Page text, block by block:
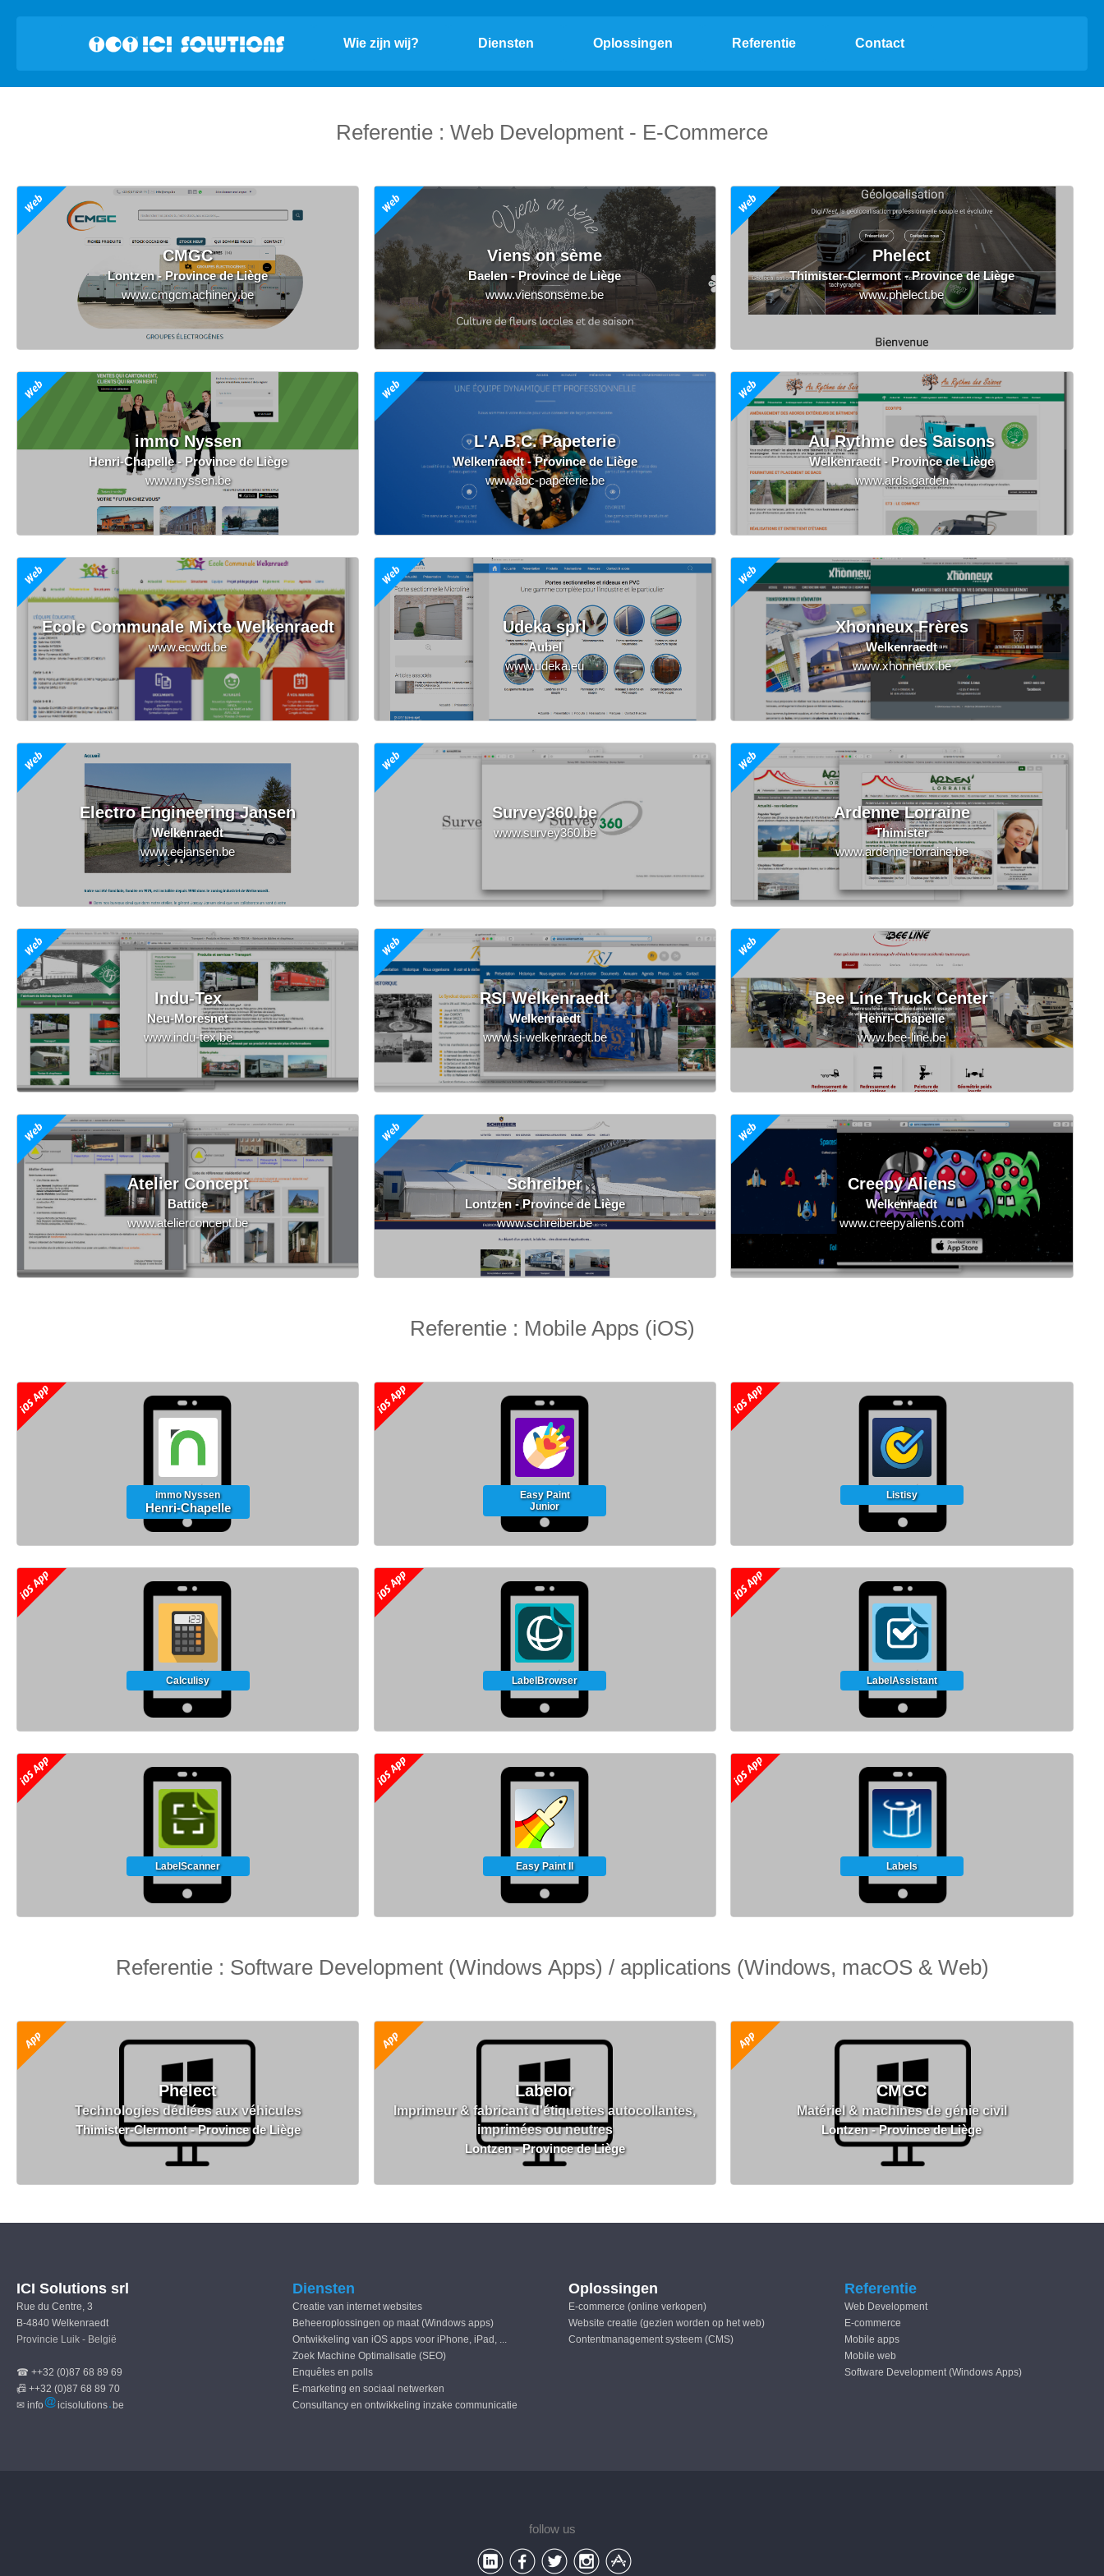
Wie zijn wij? Diensten Oplossingen Referentie Contact
Referentie : Web Development - E-Commerce
CMGC
Lontzen - Province de Liège
www.cmgcmachinery.be
Viens on sème
Baelen - Province de Liège
www.viensonseme.be
Phelect
Thimister-Clermont - Province de Liège
www.phelect.be
immo Nyssen
Henri-Chapelle - Province de Liège
www.nyssen.be
L'A.B.C. Papeterie
Welkenraedt - Province de Liège
www.abc-papeterie.be
Au Rythme des Saisons
Welkenraedt - Province de Liège
www.ards.garden
Ecole Communale Mixte Welkenraedt
www.ecwdt.be
Udeka sprl
Aubel
www.udeka.eu
Xhonneux Frères
Welkenraedt
www.xhonneux.be
Electro Engineering Jansen
Welkenraedt
www.eejansen.be
Survey360.be
www.survey360.be
Ardenne Lorraine
Thimister
www.ardenne-lorraine.be
Indu-Tex
Neu-Moresnet
www.indu-tex.be
RSI Welkenraedt
Welkenraedt
www.si-welkenraedt.be
Bee Line Truck Center
Henri-Chapelle
www.bee-line.be
Atelier Concept
Battice
www.atelierconcept.be
Schreiber
Lontzen - Province de Liège
www.schreiber.be
Creepy Aliens
Welkenraedt
www.creepyaliens.com
Referentie : Mobile Apps (iOS)
immo Nyssen
Henri-Chapelle
Easy Paint
Junior
Listisy
Calculisy LabelBrowser LabelAssistant
LabelScanner Easy Paint II Labels
Referentie : Software Development (Windows Apps) / applications (Windows, macOS & Web)
Phelect
Technologies dédiées aux véhicules
Thimister-Clermont - Province de Liège
Labelor
Imprimeur & fabricant d'étiquettes autocollantes,
imprimées ou neutres
Lontzen - Province de Liège
CMGC
Matériel & machines de génie civil
Lontzen - Province de Liège
ICI Solutions srl
Rue du Centre, 3
B-4840 Welkenraedt
Provincie Luik - België
☎ ++32 (0)87 68 89 69
📠 ++32 (0)87 68 89 70
✉ info
icisolutions be
Diensten
Creatie van internet websites
Beheeroplossingen op maat (Windows apps)
Ontwikkeling van iOS apps voor iPhone, iPad, ...
Zoek Machine Optimalisatie (SEO)
Enquêtes en polls
E-marketing en sociaal netwerken
Consultancy en ontwikkeling inzake communicatie
Oplossingen
E-commerce (online verkopen)
Website creatie (gezien worden op het web)
Contentmanagement systeem (CMS)
Referentie
Web Development
E-commerce
Mobile apps
Mobile web
Software Development (Windows Apps)
follow us